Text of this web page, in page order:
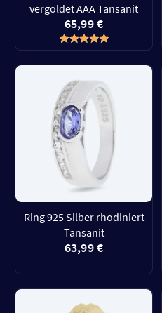
vergoldet AAA Tansanit
65,99 €
Ring 925 Silber rhodiniert
Tansanit
63,99 €